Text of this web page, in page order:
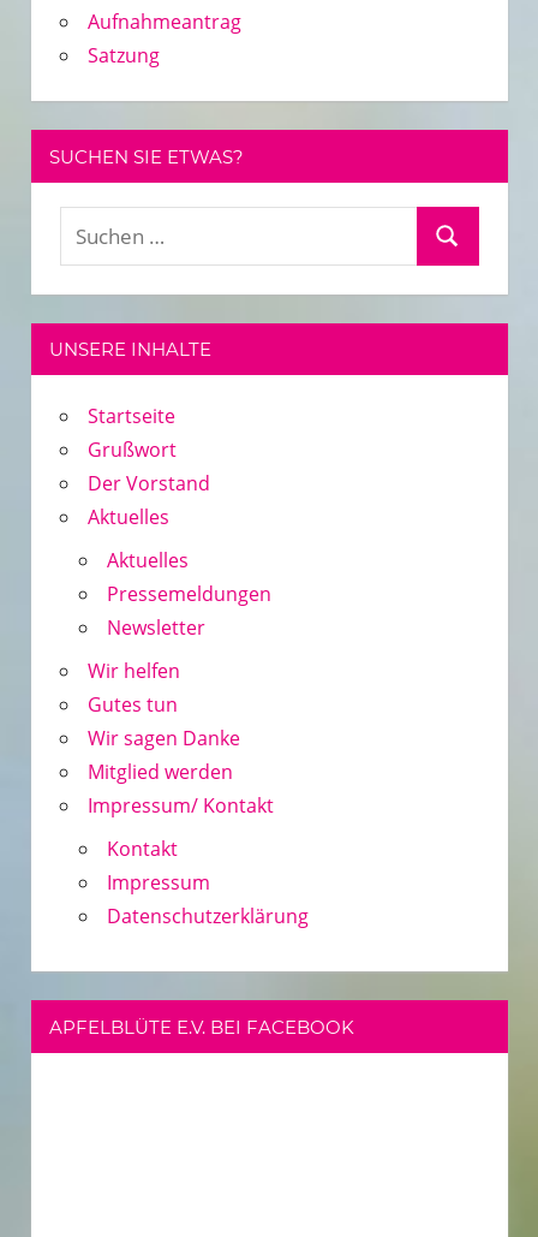
Aufnahmeantrag
Satzung
SUCHEN SIE ETWAS?
Suchen
Suchen
UNSERE INHALTE
Startseite
Grußwort
Der Vorstand
Aktuelles
Aktuelles
Pressemeldungen
Newsletter
Wir helfen
Gutes tun
Wir sagen Danke
Mitglied werden
Impressum/ Kontakt
Kontakt
Impressum
Datenschutzerklärung
APFELBLÜTE E.V. BEI FACEBOOK